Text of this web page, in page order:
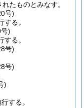
たものとみなす。
号)
る。
)
る。
号)
号)
)
する。